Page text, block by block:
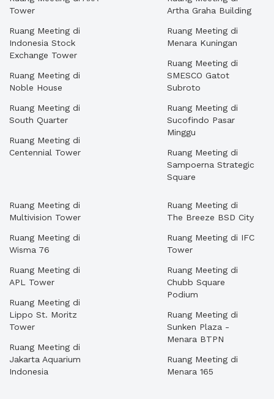
Tower
Ruang Meeting di
Indonesia Stock
Exchange Tower
Ruang Meeting di
Noble House
Ruang Meeting di
South Quarter
Ruang Meeting di
Centennial Tower
Artha Graha Building
Ruang Meeting di
Menara Kuningan
Ruang Meeting di
SMESCO Gatot
Subroto
Ruang Meeting di
Sucofindo Pasar
Minggu
Ruang Meeting di
Sampoerna Strategic
Square
Ruang Meeting di
Multivision Tower
Ruang Meeting di
Wisma 76
Ruang Meeting di
APL Tower
Ruang Meeting di
Lippo St. Moritz
Tower
Ruang Meeting di
Jakarta Aquarium
Indonesia
Ruang Meeting di
The Breeze BSD City
Ruang Meeting di IFC
Tower
Ruang Meeting di
Chubb Square
Podium
Ruang Meeting di
Sunken Plaza -
Menara BTPN
Ruang Meeting di
Menara 165